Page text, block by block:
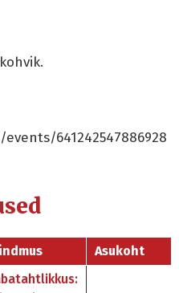
641242547886928
Asukoht